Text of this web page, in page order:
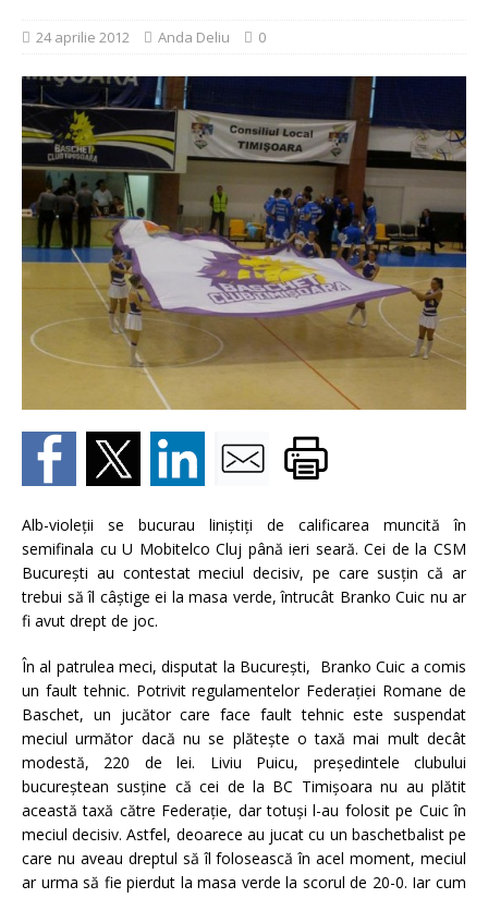
24 aprilie 2012 Anda Deliu 0
Alb-violeţii se bucurau liniştiţi de calificarea muncită în
semifinala cu U Mobitelco Cluj până ieri seară. Cei de la CSM
Bucureşti au contestat meciul decisiv, pe care susţin că ar
trebui să îl câştige ei la masa verde, întrucât Branko Cuic nu ar
fi avut drept de joc.
În al patrulea meci, disputat la Bucureşti, Branko Cuic a comis
un fault tehnic. Potrivit regulamentelor Federaţiei Romane de
Baschet, un jucător care face fault tehnic este suspendat
meciul următor dacă nu se plăteşte o taxă mai mult decât
modestă, 220 de lei. Liviu Puicu, preşedintele clubului
bucureştean susţine că cei de la BC Timişoara nu au plătit
această taxă către Federaţie, dar totuşi l-au folosit pe Cuic în
meciul decisiv. Astfel, deoarece au jucat cu un baschetbalist pe
care nu aveau dreptul să îl folosească în acel moment, meciul
ar urma să fie pierdut la masa verde la scorul de 20-0. Iar cum